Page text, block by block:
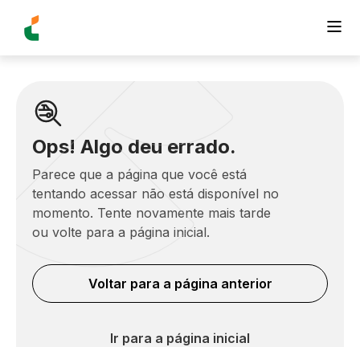
Ops! Algo deu errado.
Parece que a página que você está
tentando acessar não está disponível no
momento. Tente novamente mais tarde
ou volte para a página inicial.
Voltar para a página anterior
Ir para a página inicial